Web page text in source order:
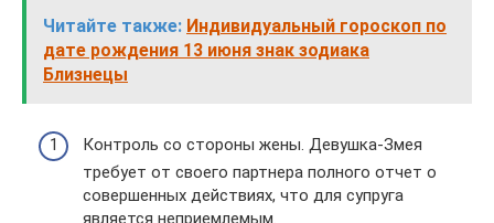
Читайте также: Индивидуальный гороскоп по
дате рождения 13 июня знак зодиака
Близнецы
Контроль со стороны жены. Девушка-Змея
требует от своего партнера полного отчет о
совершенных действиях, что для супруга
является неприемлемым.